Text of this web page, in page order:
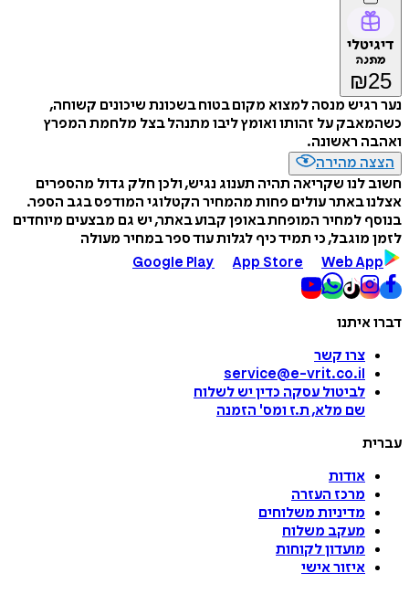
דיגיטלי
מתנה
₪25
נער רגיש מנסה למצוא מקום בטוח בשכונת שיכונים קשוחה,
כשהמאבק על זהותו ואומץ ליבו מתנהל בצל מלחמת המפרץ
ואהבה ראשונה.
הצצה מהירה
חשוב לנו שקריאה תהיה תענוג נגיש, ולכן חלק גדול מהספרים
אצלנו באתר עולים פחות מהמחיר הקטלוגי המודפס בגב הספר.
בנוסף למחיר המופחת באופן קבוע באתר, יש גם מבצעים מיוחדים
לזמן מוגבל, כי תמיד כיף לגלות עוד ספר במחיר מעולה
Google Play
App Store Web App
דברו איתנו
צרו קשר
service@e-vrit.co.il
לביטול עסקה כדין יש לשלוח
שם מלא, ת.ז ומס' הזמנה
עברית
אודות
מרכז העזרה
מדיניות משלוחים
מעקב משלוח
מועדון לקוחות
איזור אישי